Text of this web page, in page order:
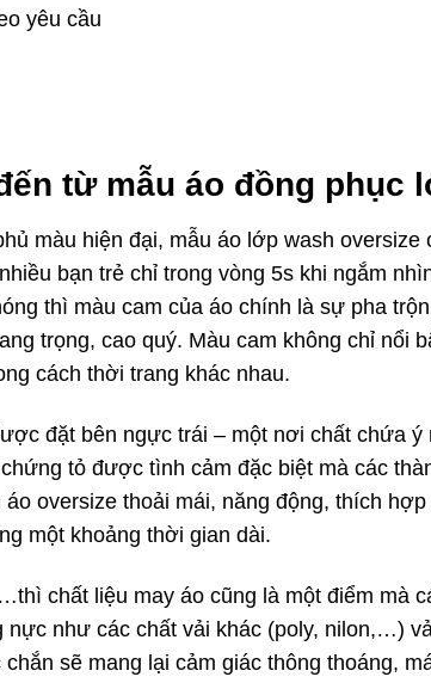
yêu cầu
từ mẫu áo đồng phục
màu hiện đại, mẫu áo lớp wash oversize
bạn trẻ chỉ trong vòng 5s khi ngắm
thì màu cam của áo chính là sự pha
trọng, cao quý. Màu cam không chỉ nổi
cách thời trang khác nhau.
đặt bên ngực trái – một nơi chất chứa ý
tỏ được tình cảm đặc biệt mà các
oversize thoải mái, năng động, thích
một khoảng thời gian dài.
chất liệu may áo cũng là một điểm mà
nực như các chất vải khác (poly, nilon,…)
sẽ mang lại cảm giác thông thoáng,